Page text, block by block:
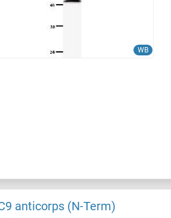
WB
anticorps (N-Term)